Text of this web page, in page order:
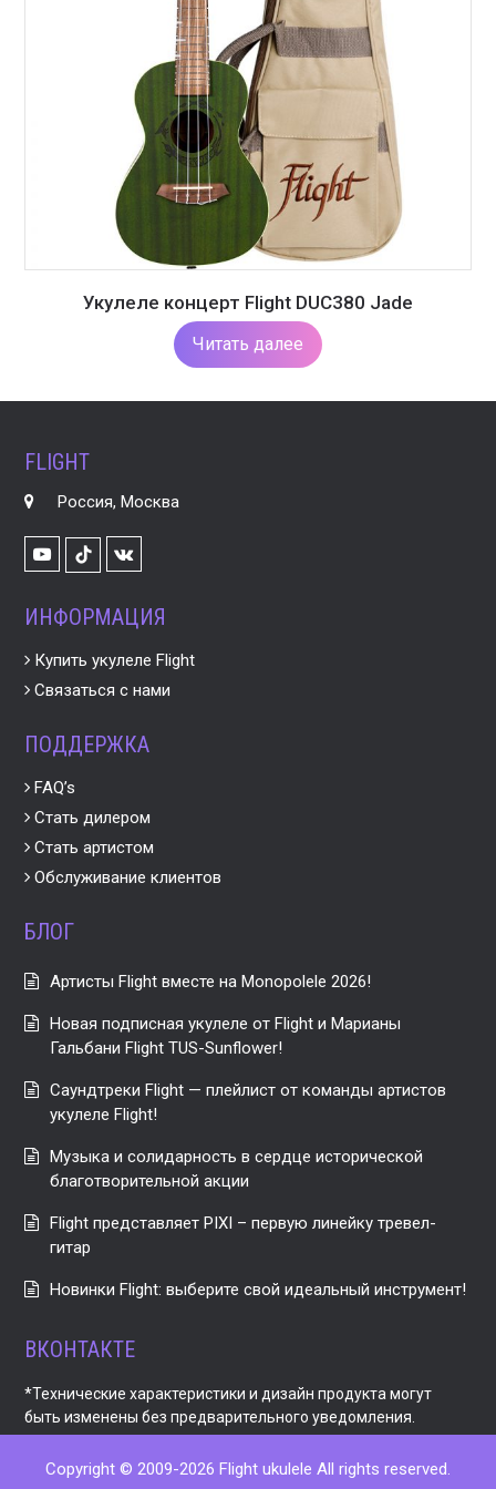
Укулеле концерт Flight DUC380 Jade
Читать далее
FLIGHT
Россия, Москва
YoutubeTikTok
VK
ИНФОРМАЦИЯ
Купить укулеле Flight
Связаться с нами
ПОДДЕРЖКА
FAQ’s
Стать дилером
Стать артистом
Обслуживание клиентов
БЛОГ
Артисты Flight вместе на Monopolele 2026!
Новая подписная укулеле от Flight и Марианы
Гальбани Flight TUS-Sunflower!
Саундтреки Flight — плейлист от команды артистов
укулеле Flight!
Музыка и солидарность в сердце исторической
благотворительной акции
Flight представляет PIXI – первую линейку тревел-
гитар
Новинки Flight: выберите свой идеальный инструмент!
ВКОНТАКТЕ
*Технические характеристики и дизайн продукта могут
быть изменены без предварительного уведомления.
Copyright © 2009-2026 Flight ukulele All rights reserved.